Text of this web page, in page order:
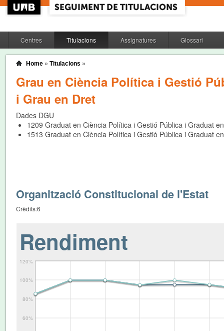
Centres Titulacions Assignatures Glossari
Home » Titulacions »
Grau en Ciència Política i Gestió
i Grau en Dret
Dades DGU
1209 Graduat en Ciència Política i Gestió Pública i Graduat
1513 Graduat en Ciència Política i Gestió Pública i Graduat
Organització Constitucional de l'Estat
Crèdits:6
Rendiment
60%
80%
100%
120%